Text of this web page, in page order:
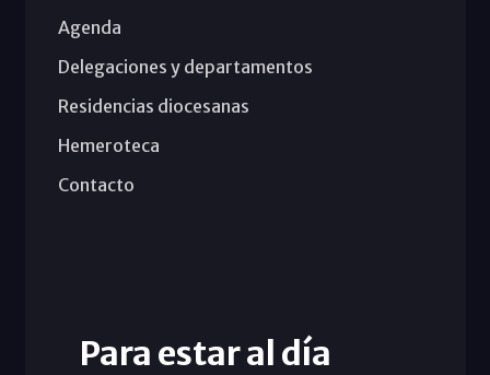
Agenda
Delegaciones y departamentos
Residencias diocesanas
Hemeroteca
Contacto
Para estar al día